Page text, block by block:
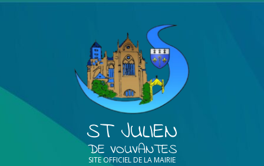
ST JULIEN
DE VOUVANTES
SITE OFFICIEL DE LA MAIRIE